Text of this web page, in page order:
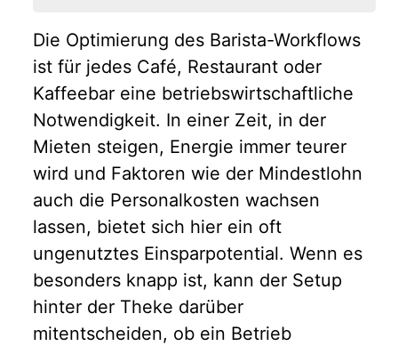
Wirtschaftsfaktor
Der Red-Flag-Selbsttest
Technologie als Entlastung, nicht als Ersatz
IoT & Echtzeitkontrolle
Fazit
Die Optimierung des Barista-Workflows
ist für jedes Café, Restaurant oder
Kaffeebar eine betriebswirtschaftliche
Notwendigkeit. In einer Zeit, in der
Mieten steigen, Energie immer teurer
wird und Faktoren wie der Mindestlohn
auch die Personalkosten wachsen
lassen, bietet sich hier ein oft
ungenutztes Einsparpotential. Wenn es
besonders knapp ist, kann der Setup
hinter der Theke darüber
mitentscheiden, ob ein Betrieb